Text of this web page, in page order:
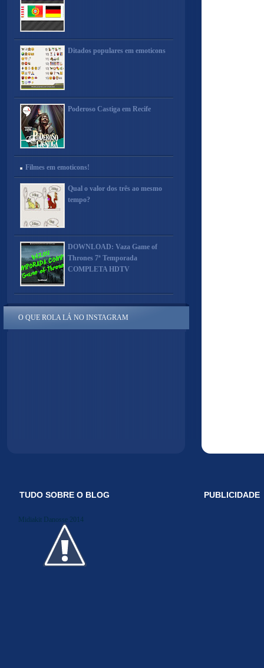
Ditados populares em emoticons
Poderoso Castiga em Recife
Filmes em emoticons!
Qual o valor dos três ao mesmo
tempo?
DOWNLOAD: Vaza Game of
Thrones 7ª Temporada
COMPLETA HDTV
O QUE ROLA LÁ NO INSTAGRAM
TUDO SOBRE O BLOG
Midiakit Danosse 2014
PUBLICIDADE